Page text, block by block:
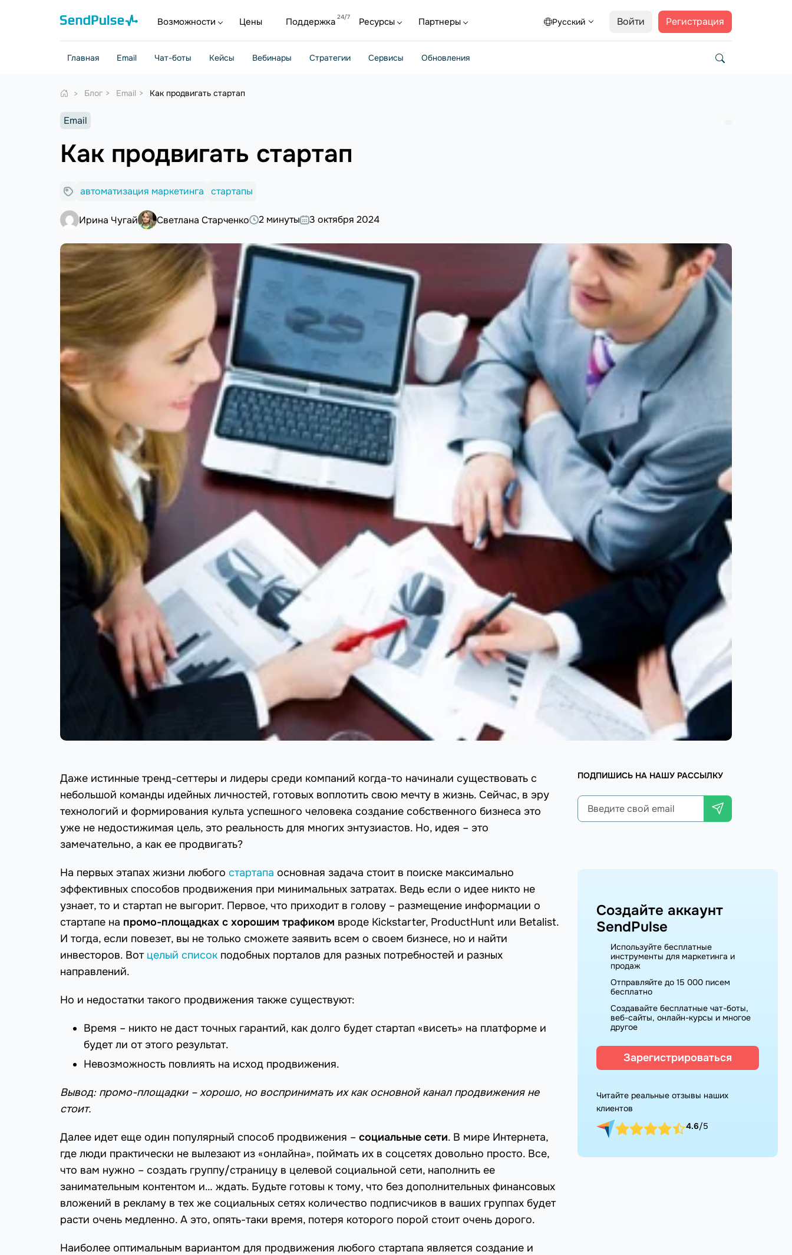
Русский Войти Регистрация
Возможности Цены Поддержка Ресурсы Партнеры
Главная Email Чат-боты Кейсы Вебинары Стратегии Сервисы Обновления
Блог Email Как продвигать стартап
Email
Как продвигать стартап
автоматизация маркетинга стартапы
Ирина Чугай Светлана Старченко 2 минуты 3 октября 2024
Даже истинные тренд-сеттеры и лидеры среди компаний когда-то начинали существовать с
небольшой команды идейных личностей, готовых воплотить свою мечту в жизнь. Сейчас, в эру
технологий и формирования культа успешного человека создание собственного бизнеса это
уже не недостижимая цель, это реальность для многих энтузиастов. Но, идея – это
замечательно, а как ее продвигать?
На первых этапах жизни любого стартапа основная задача стоит в поиске максимально
эффективных способов продвижения при минимальных затратах. Ведь если о идее никто не
узнает, то и стартап не выгорит. Первое, что приходит в голову – размещение информации о
стартапе на промо-площадках с хорошим трафиком вроде Kickstarter, ProductHunt или Betalist.
И тогда, если повезет, вы не только сможете заявить всем о своем бизнесе, но и найти
инвесторов. Вот целый список подобных порталов для разных потребностей и разных
направлений.
Но и недостатки такого продвижения также существуют:
Время – никто не даст точных гарантий, как долго будет стартап «висеть» на платформе и
будет ли от этого результат.
Невозможность повлиять на исход продвижения.
Вывод: промо-площадки – хорошо, но воспринимать их как основной канал продвижения не
стоит.
Далее идет еще один популярный способ продвижения – социальные сети. В мире Интернета,
где люди практически не вылезают из «онлайна», поймать их в соцсетях довольно просто. Все,
что вам нужно – создать группу/страницу в целевой социальной сети, наполнить ее
занимательным контентом и… ждать. Будьте готовы к тому, что без дополнительных финансовых
вложений в рекламу в тех же социальных сетях количество подписчиков в ваших группах будет
расти очень медленно. А это, опять-таки время, потеря которого порой стоит очень дорого.
Наиболее оптимальным вариантом для продвижения любого стартапа является создание и
ПОДПИШИСЬ НА НАШУ РАССЫЛКУ
Создайте аккаунт
SendPulse
Используйте бесплатные
инструменты для маркетинга и
продаж
Отправляйте до 15 000 писем
бесплатно
Создавайте бесплатные чат-боты,
веб-сайты, онлайн-курсы и многое
другое
Зарегистрироваться
Читайте реальные отзывы наших
клиентов
4.6/5